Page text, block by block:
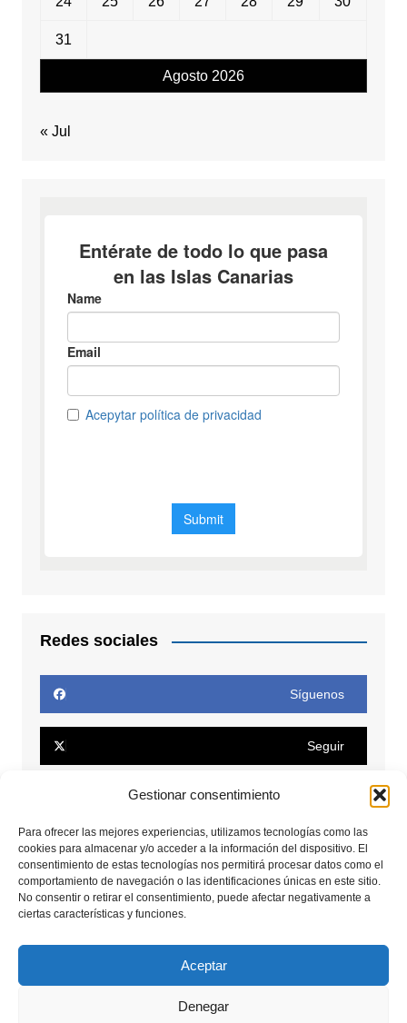
Gestionar consentimiento
Para ofrecer las mejores experiencias, utilizamos tecnologías como las
cookies para almacenar y/o acceder a la información del dispositivo. El
consentimiento de estas tecnologías nos permitirá procesar datos como el
comportamiento de navegación o las identificaciones únicas en este sitio.
No consentir o retirar el consentimiento, puede afectar negativamente a
ciertas características y funciones.
Aceptar
Denegar
Agosto 2026
31
« Jul
Redes sociales
Síguenos
Seguir
Conectar
Seguir